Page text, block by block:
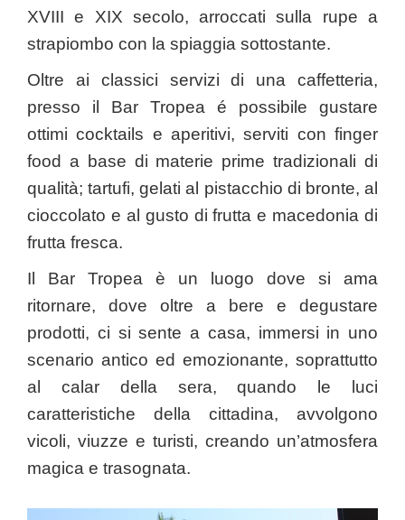
XVIII e XIX secolo, arroccati sulla rupe a
strapiombo con la spiaggia sottostante.
Oltre ai classici servizi di una caffetteria,
presso il Bar Tropea é possibile gustare
ottimi cocktails e aperitivi, serviti con finger
food a base di materie prime tradizionali di
qualità; tartufi, gelati al pistacchio di bronte, al
cioccolato e al gusto di frutta e macedonia di
frutta fresca.
Il Bar Tropea è un luogo dove si ama
ritornare, dove oltre a bere e degustare
prodotti, ci si sente a casa, immersi in uno
scenario antico ed emozionante, soprattutto
al calar della sera, quando le luci
caratteristiche della cittadina, avvolgono
vicoli, viuzze e turisti, creando un’atmosfera
magica e trasognata.